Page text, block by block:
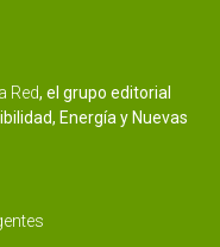
Red, el grupo editorial
Energía y Nuevas